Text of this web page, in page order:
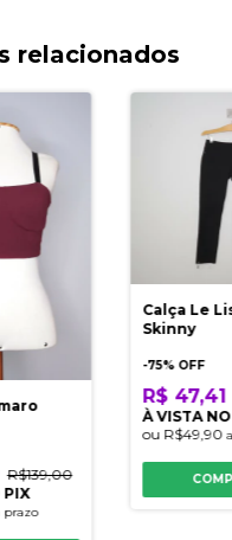
relacionados
R$139,00
PIX
prazo
Calça Le
Skinny
-75% OFF
R$ 47,41
À VISTA
ou R$49,90